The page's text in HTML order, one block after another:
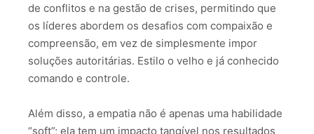
de conflitos e na gestão de crises, permitindo que
os líderes abordem os desafios com compaixão e
compreensão, em vez de simplesmente impor
soluções autoritárias. Estilo o velho e já conhecido
comando e controle.
Além disso, a empatia não é apenas uma habilidade
“soft”; ela tem um impacto tangível nos resultados